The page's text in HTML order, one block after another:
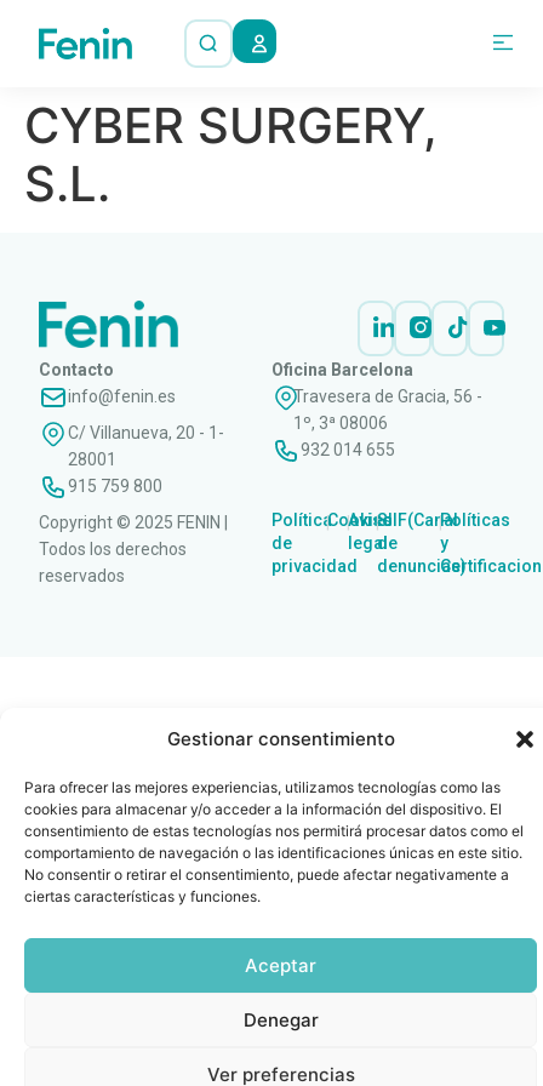
Gestionar consentimiento
Para ofrecer las mejores experiencias, utilizamos tecnologías como las
cookies para almacenar y/o acceder a la información del dispositivo. El
consentimiento de estas tecnologías nos permitirá procesar datos como el
comportamiento de navegación o las identificaciones únicas en este sitio.
No consentir o retirar el consentimiento, puede afectar negativamente a
ciertas características y funciones.
Aceptar
Denegar
Ver preferencias
CYBER SURGERY,
S.L.
Contacto
info@fenin.es
C/ Villanueva, 20 - 1-
28001
915 759 800
Oficina Barcelona
Travesera de Gracia, 56 -
1º, 3ª 08006
932 014 655
Copyright © 2025 FENIN |
Todos los derechos
reservados
Política
de
privacidad
|Cookies
|Aviso
legal
|SIIF(Canal
de
denuncias)
|Políticas
y